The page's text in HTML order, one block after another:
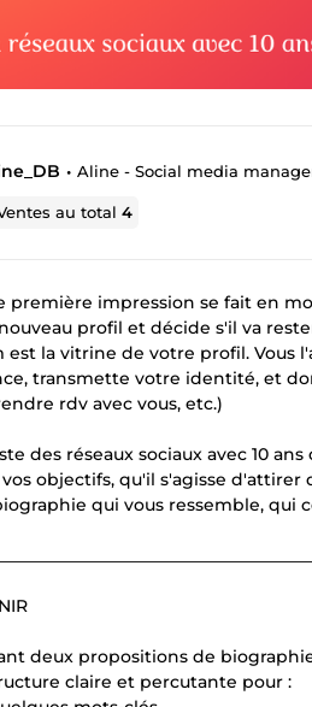
• Aline - Social media
au total4
première impression se fait en
profil et décide s'il va
la vitrine de votre profil. Vous
transmette votre identité, et
rdv avec vous, etc.)
des réseaux sociaux avec 10
objectifs, qu'il s'agisse
qui vous ressemble,
deux propositions de
claire et percutante pour :